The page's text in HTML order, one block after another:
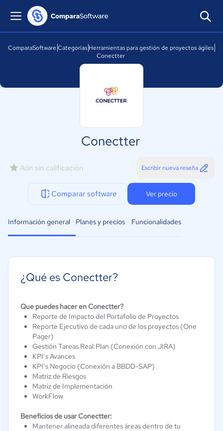
ComparaSoftware Categorías Herramientas para gestión de proyectos ágiles
Conectter
Conectter
Aún sin calificación Escribir nueva reseña
Comparar software Ver precio
Información general Planes y precios Funcionalidades
¿Qué es Conectter?
Que puedes hacer en Conectter?
Reporte de Impacto del Portafolio de Proyectos
Reporte Ejecutivo de cada uno de los proyectos (One
Pager)
Gestión Tareas Real:Plan (Conexión con JIRA)
KPI’s Avances
KPI’s Negocio (Conexión a BBDD-SAP)
Matriz de Riesgos
Matriz de Implementación
WorkFlow
Beneficios de usar Conectter:
Mantener alineada diferentes áreas dentro de tu